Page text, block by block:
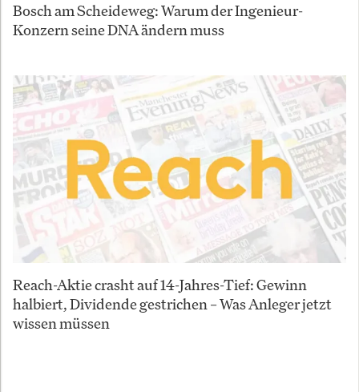
Bosch am Scheideweg: Warum der Ingenieur-
Konzern seine DNA ändern muss
Reach-Aktie crasht auf 14-Jahres-Tief: Gewinn
halbiert, Dividende gestrichen – Was Anleger jetzt
wissen müssen